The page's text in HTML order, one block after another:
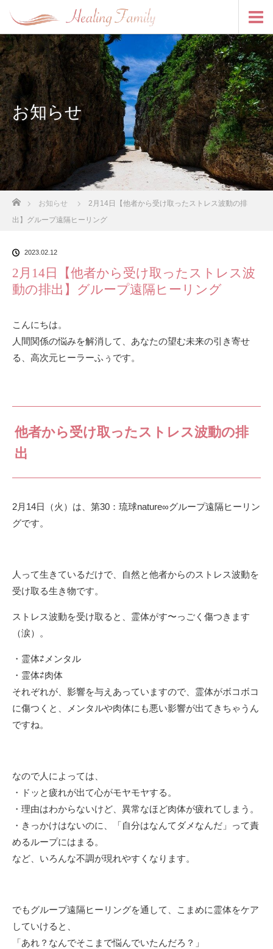
お知らせ
ホーム
お知らせ
2月14日【他者から受け取ったストレス波動の排
出】グループ遠隔ヒーリング
2023.02.12
2月14日【他者から受け取ったストレス波
動の排出】グループ遠隔ヒーリング
こんにちは。
人間関係の悩みを解消して、あなたの望む未来の引き寄せ
る、高次元ヒーラーふぅです。
他者から受け取ったストレス波動の排
出
2月14日（火）は、第30：琉球nature∞グループ遠隔ヒーリン
グです。
人って生きているだけで、自然と他者からのストレス波動を
受け取る生き物です。
ストレス波動を受け取ると、霊体がす〜っごく傷つきます
（涙）。
・霊体⇄メンタル
・霊体⇄肉体
それぞれが、影響を与えあっていますので、霊体がボコボコ
に傷つくと、メンタルや肉体にも悪い影響が出てきちゃうん
ですね。
なので人によっては、
・ドッと疲れが出て心がモヤモヤする。
・理由はわからないけど、異常なほど肉体が疲れてしまう。
・きっかけはないのに、「自分はなんてダメなんだ」って責
めるループにはまる。
など、いろんな不調が現れやすくなります。
でもグループ遠隔ヒーリングを通して、こまめに霊体をケア
していけると、
「あれ？なんでそこまで悩んでいたんだろ？」